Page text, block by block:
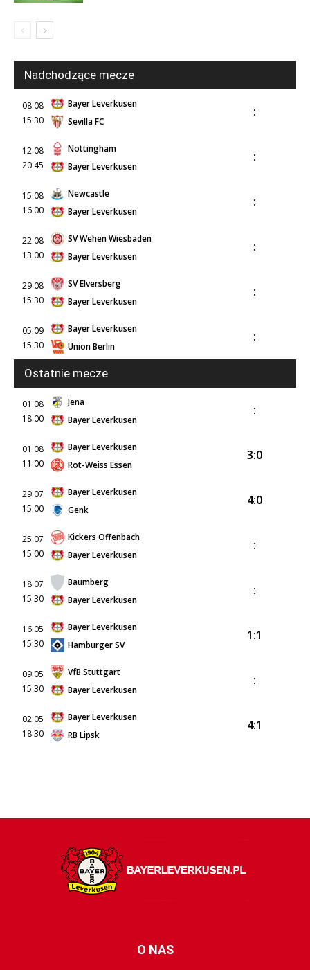
Nadchodzące mecze
08.08
15:30
Bayer Leverkusen
Sevilla FC
:
12.08
20:45
Nottingham
Bayer Leverkusen
:
15.08
16:00
Newcastle
Bayer Leverkusen
:
22.08
13:00
SV Wehen Wiesbaden
Bayer Leverkusen
:
29.08
15:30
SV Elversberg
Bayer Leverkusen
:
05.09
15:30
Bayer Leverkusen
Union Berlin
:
Ostatnie mecze
01.08
18:00
Jena
Bayer Leverkusen
:
01.08
11:00
Bayer Leverkusen
Rot-Weiss Essen
3:0
29.07
15:00
Bayer Leverkusen
Genk
4:0
25.07
15:00
Kickers Offenbach
Bayer Leverkusen
:
18.07
15:30
Baumberg
Bayer Leverkusen
:
16.05
15:30
Bayer Leverkusen
Hamburger SV
1:1
09.05
15:30
VfB Stuttgart
Bayer Leverkusen
:
02.05
18:30
Bayer Leverkusen
RB Lipsk
4:1
O NAS